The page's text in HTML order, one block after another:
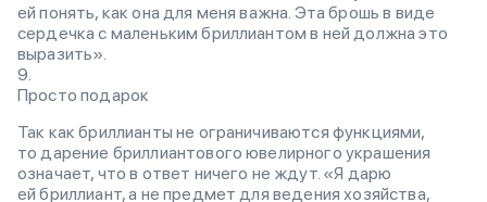
ей понять, как она для меня важна. Эта брошь в виде
сердечка с маленьким бриллиантом в ней должна это
выразить».
Просто подарок
Так как бриллианты не ограничиваются функциями,
то дарение бриллиантового ювелирного украшения
означает, что в ответ ничего не ждут. «Я дарю
ей бриллиант, а не предмет для ведения хозяйства,